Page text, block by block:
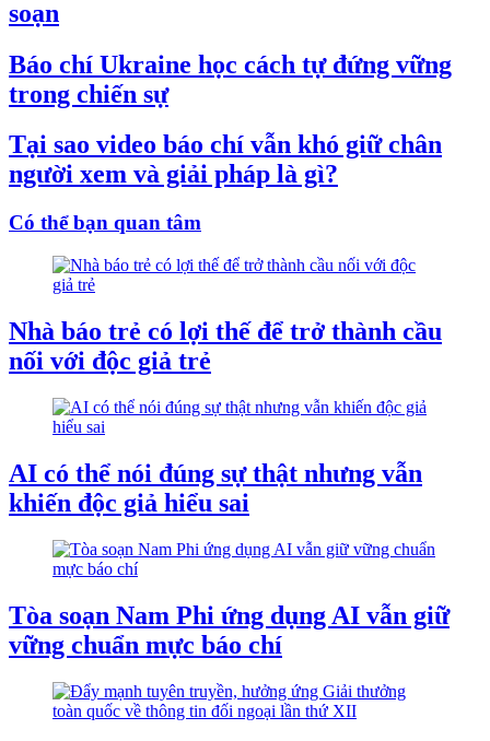
soạn
Báo chí Ukraine học cách tự đứng vững
trong chiến sự
Tại sao video báo chí vẫn khó giữ chân
người xem và giải pháp là gì?
Có thể bạn quan tâm
Nhà báo trẻ có lợi thế để trở thành cầu
nối với độc giả trẻ
AI có thể nói đúng sự thật nhưng vẫn
khiến độc giả hiểu sai
Tòa soạn Nam Phi ứng dụng AI vẫn giữ
vững chuẩn mực báo chí